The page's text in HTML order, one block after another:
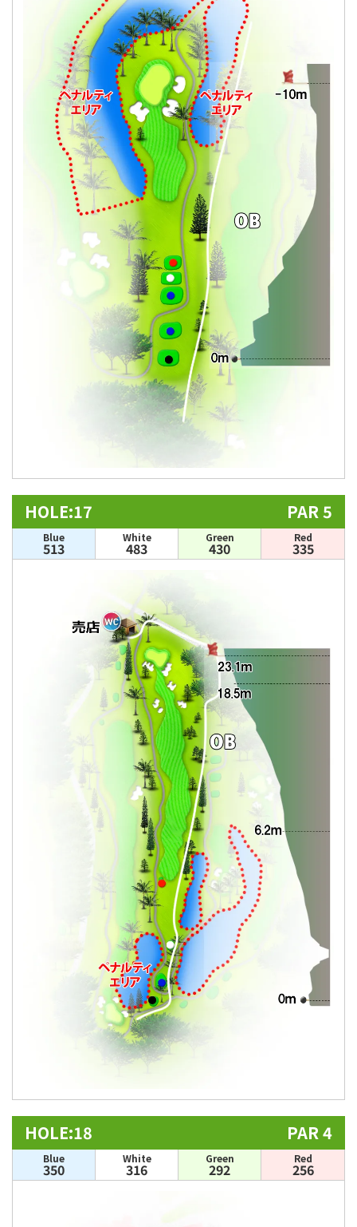
HOLE:17 PAR 5
Blue
513
White
483
Green
430
Red
335
HOLE:18 PAR 4
Blue
350
White
316
Green
292
Red
256